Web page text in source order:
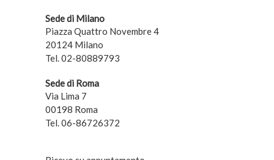
Sede di Milano
Piazza Quattro Novembre 4
20124 Milano
Tel. 02-80889793
Sede di Roma
Via Lima 7
00198 Roma
Tel. 06-86726372